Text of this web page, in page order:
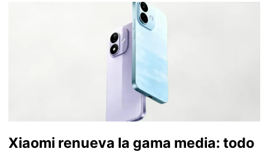
Xiaomi renueva la gama media: todo